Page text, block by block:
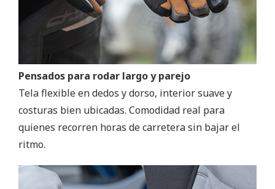
Pensados para rodar largo y parejo
Tela flexible en dedos y dorso, interior suave y
costuras bien ubicadas. Comodidad real para
quienes recorren horas de carretera sin bajar el
ritmo.